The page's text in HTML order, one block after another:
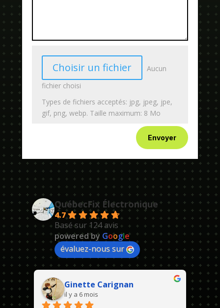
Choisir un fichier
Aucun
fichier choisi
Types de fichiers acceptés: jpg, jpeg, jpe,
gif, png, webp. Taille maximum: 8 Mo
Envoyer
QuébecFix Électronique
4.7
Basé sur 124 avis
powered by Google
évaluez-nous sur
Ginette Carignan
il y a 6 mois